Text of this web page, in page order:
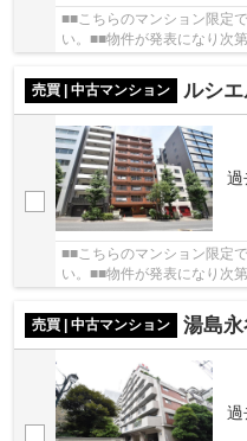
■■こちらのマンション限定
い。■■物件が発表になり次
売買 | 中古マンション ルシ
過
■■こちらのマンション限定
い。■■物件が発表になり次
売買 | 中古マンション 湯島
過